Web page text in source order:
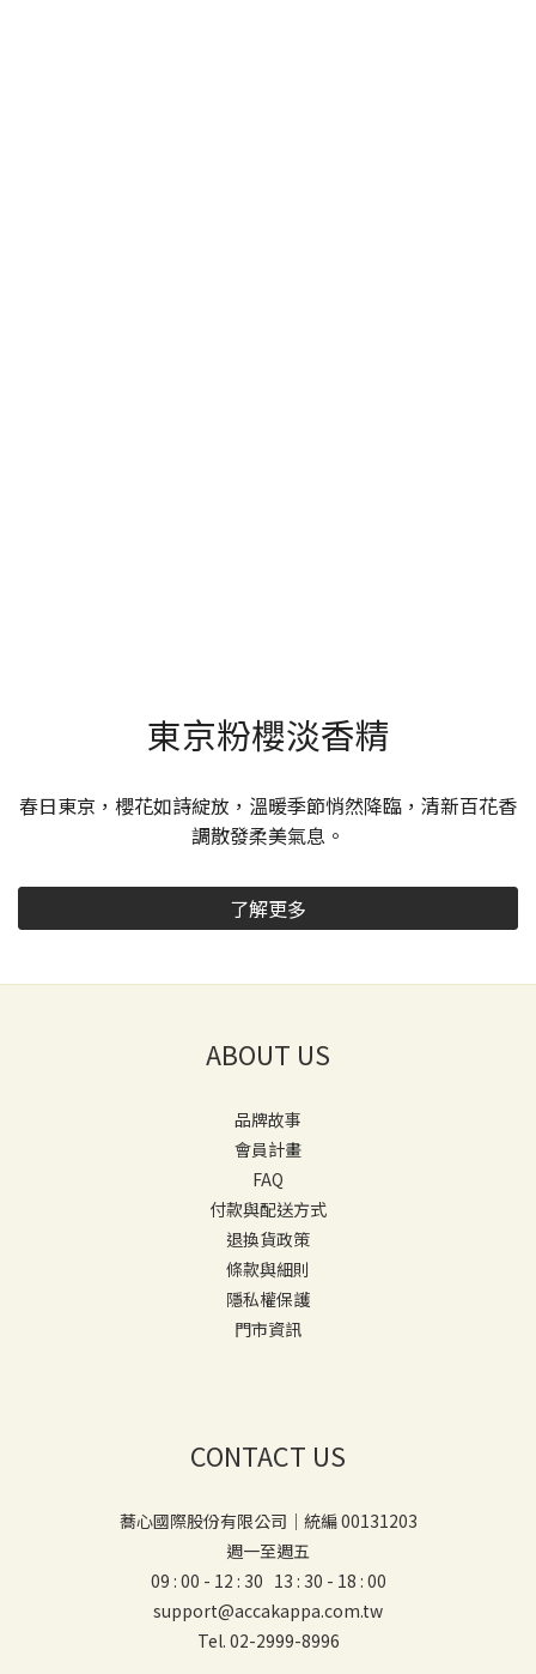
東京粉櫻淡香精
春日東京，櫻花如詩綻放，溫暖季節悄然降臨，清新百花香
調散發柔美氣息。
了解更多
ABOUT US
品牌故事
會員計畫
FAQ
付款與配送方式
退換貨政策
條款與細則
隱私權保護
門市資訊
CONTACT US
蕎心國際股份有限公司｜統編 00131203
週一至週五
09 : 00 - 12 : 30 13 : 30 - 18 : 00
support@accakappa.com.tw
Tel. 02-2999-8996